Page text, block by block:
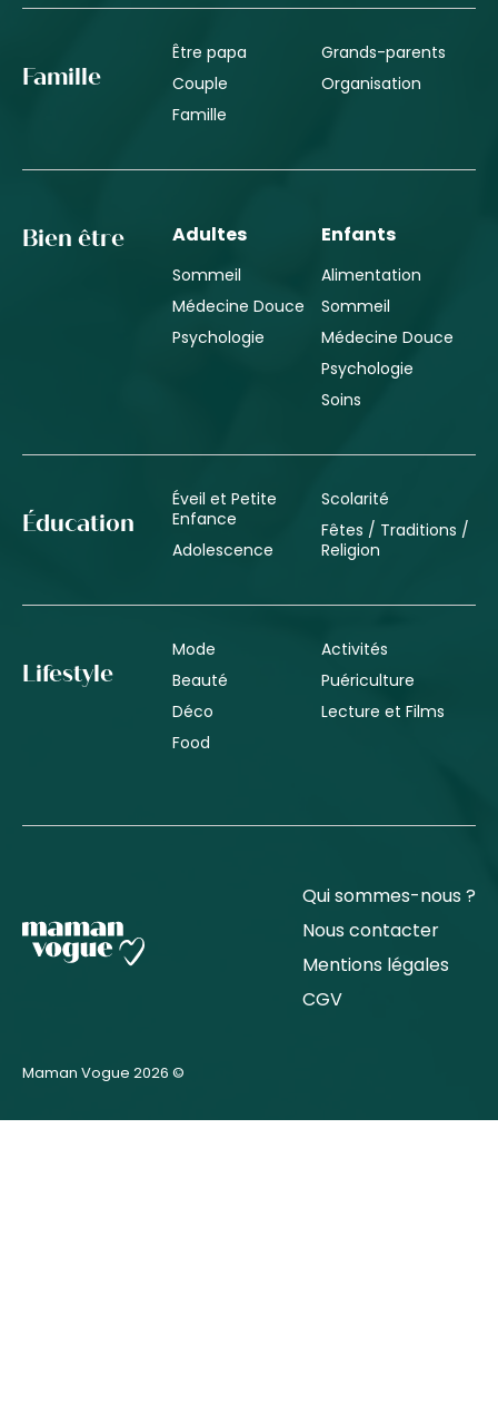
Famille
Être papa
Couple
Famille
Grands-parents
Organisation
Bien être Adultes
Sommeil
Médecine Douce
Psychologie
Enfants
Alimentation
Sommeil
Médecine Douce
Psychologie
Soins
Éducation
Éveil et Petite
Enfance
Adolescence
Scolarité
Fêtes / Traditions /
Religion
Lifestyle
Mode
Beauté
Déco
Food
Activités
Puériculture
Lecture et Films
Qui sommes-nous ?
Nous contacter
Mentions légales
CGV
Maman Vogue 2026 ©